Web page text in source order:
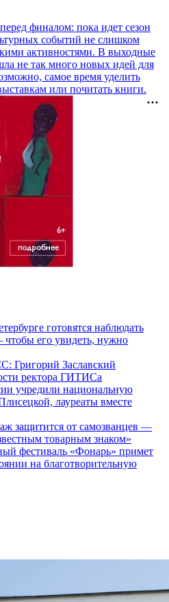
финалом: пока идет сезон
событий не слишком
активностями. В выходные
не так много новых идей для
самое время уделить
или почитать книги.
готовятся наблюдать
чтобы его увидеть, нужно
Григорий Заславский
ректора ГИТИСа
учредили национальную
лауреаты вместе
защитится от самозванцев —
товарным знаком»
фестиваль «Фонарь» примет
на благотворительную